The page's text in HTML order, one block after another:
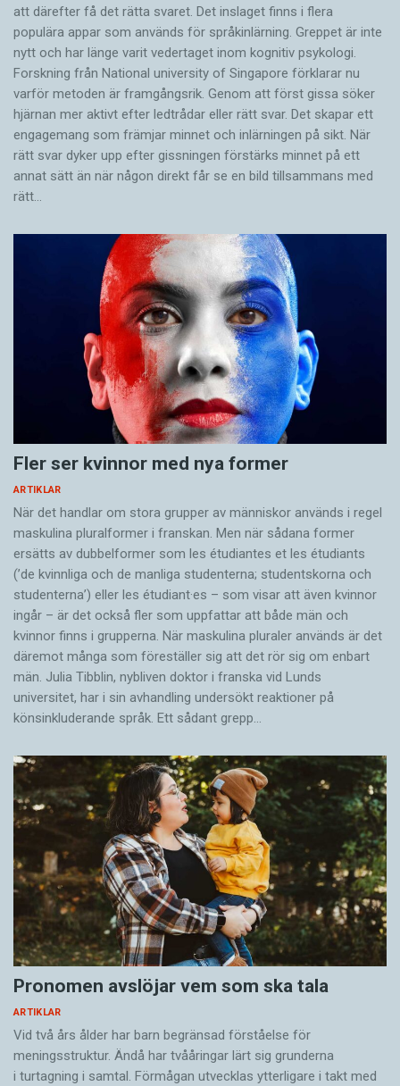
att därefter få det rätta svaret. Det inslaget finns i flera
populära appar som används för språkinlärning. Greppet är inte
nytt och har länge varit vedertaget inom kognitiv psykologi.
Forskning från National university of Singa­pore förklarar nu
varför metoden är framgångsrik. Genom att först gissa ­söker
hjärnan mer aktivt ­efter ledtrådar eller rätt svar. Det skapar ett
engagemang som främjar minnet och inlärningen på sikt. När
rätt svar dyker upp efter gissningen förstärks minnet på ett
annat sätt än när någon direkt får se en bild tillsammans med
rätt…
Fler ser kvinnor med nya former
ARTIKLAR
När det handlar om stora grupper av människor används i regel
maskulina pluralformer i franskan. Men när sådana ­former
ersätts av dubbel­former som les étudiantes et les étudiants
(’de kvinnliga och de manliga studenterna; studentskorna och
studenterna’) eller les étudiant·es – som visar att även kvinnor
ingår – är det också fler som uppfattar att både män och
kvinnor finns i grupperna. När maskulina pluraler används är det
där­emot många som föreställer sig att det rör sig om enbart
män. Julia Tibblin, nybliven doktor i franska vid Lunds
universitet, har i sin avhandling undersökt reaktioner på
könsinkluderande språk. Ett sådant grepp…
Pronomen avslöjar vem som ska tala
ARTIKLAR
Vid två års ålder har barn begränsad förståelse för
meningsstruktur. Ändå har tvååringar lärt sig grunderna
i turtagning i samtal. Förmågan utvecklas ytterligare i takt med